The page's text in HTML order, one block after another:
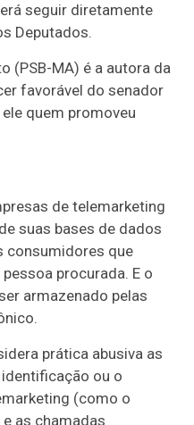
seguir diretamente
Deputados.
(PSB-MA) é a autora da
favorável do senador
quem promoveu
de telemarketing
suas bases de dados
consumidores que
procurada. E o
armazenado pelas
prática abusiva as
ou o
(como o
as chamadas